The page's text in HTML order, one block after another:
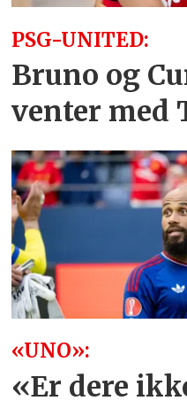
PSG-UNITED:
Bruno og
venter med
«UNO»:
«Er dere